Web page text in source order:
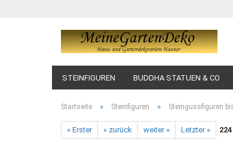
STEINFIGUREN BUDDHA STATUEN & CO
Startseite » Steinfiguren » Steingussfiguren
« Erster « zurück weiter » Letzter » 224